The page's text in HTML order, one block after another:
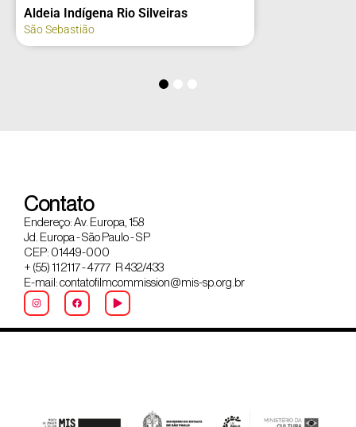
Aldeia Indígena Rio Silveiras
São Sebastião
Contato
Endereço: Av. Europa, 158
Jd. Europa - São Paulo - SP
CEP: 01449-000
+ (55) 11 2117 - 4777 R 432/433
E-mail: contatofilmcommission@mis-sp.org.br